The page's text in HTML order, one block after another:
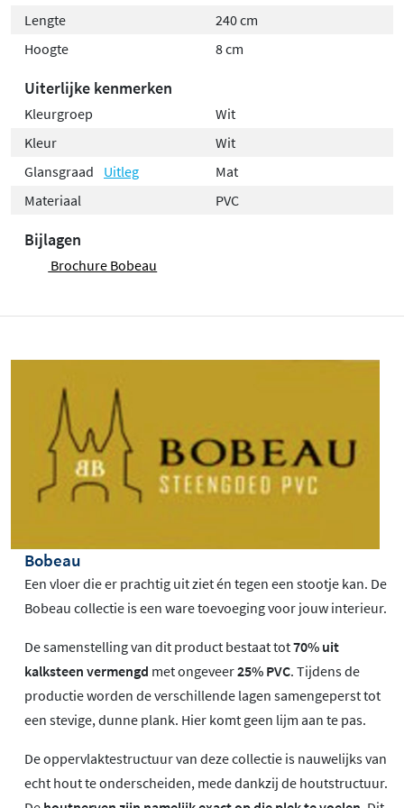
Lengte
240 cm
Hoogte
8 cm
Uiterlijke kenmerken
Kleurgroep
Wit
Kleur
Wit
Glansgraad
Uitleg
Mat
Materiaal
PVC
Bijlagen
Brochure Bobeau
Bobeau
Een vloer die er prachtig uit ziet én tegen een stootje kan. De
Bobeau collectie is een ware toevoeging voor jouw interieur.
De samenstelling van dit product bestaat tot70% uit
kalksteen vermengd met ongeveer25% PVC. Tijdens de
productie worden de verschillende lagen samengeperst tot
een stevige, dunne plank. Hier komt geen lijm aan te pas.
De oppervlaktestructuur van deze collectie is nauwelijks van
echt hout te onderscheiden, mede dankzij de houtstructuur.